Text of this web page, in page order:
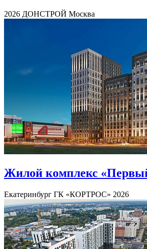
2026 ДОНСТРОЙ Москва
Жилой комплекс
Екатеринбург ГК «КОРТРОС» 2026